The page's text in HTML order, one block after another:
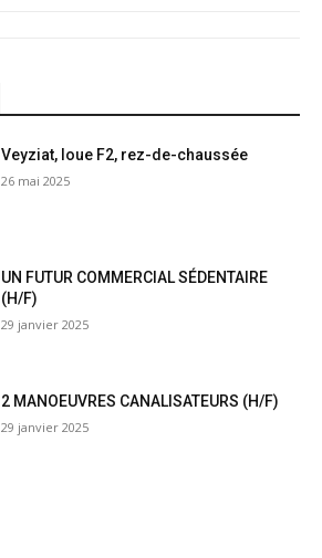
Veyziat, loue F2, rez-de-chaussée
26 mai 2025
UN FUTUR COMMERCIAL SÉDENTAIRE
(H/F)
29 janvier 2025
2 MANOEUVRES CANALISATEURS (H/F)
29 janvier 2025